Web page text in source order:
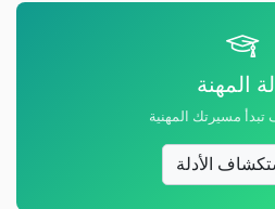
المهنة
مسيرتك المهنية
الأدلة